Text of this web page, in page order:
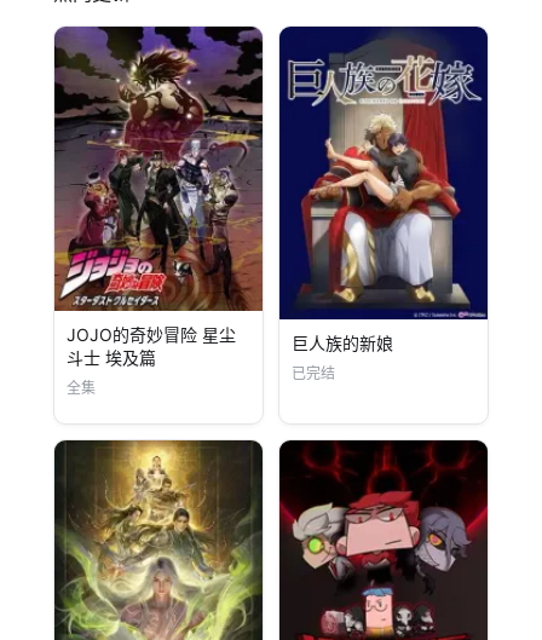
JOJO的奇妙冒险 星尘
斗士 埃及篇
全集
巨人族的新娘
已完结